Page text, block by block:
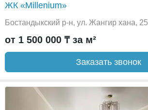
ЖК «Millenium»
Бостандыкский р-н, ул. Жангир хана, 25
от 1 500 000 ₸ за м²
Заказать звонок